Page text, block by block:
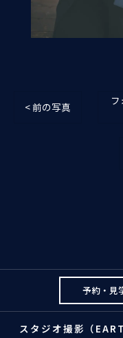
< 前の写真
予約・見
スタジオ撮影（